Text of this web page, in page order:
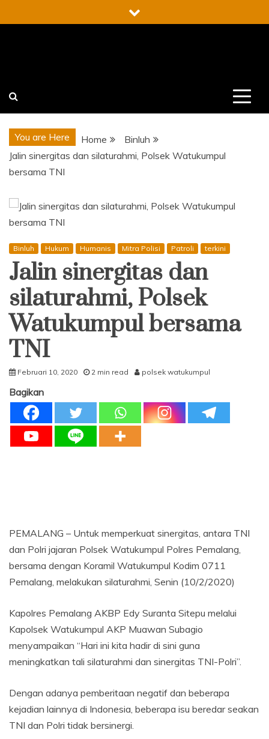
to
You are Here Home
Binluh
Jalin sinergitas dan silaturahmi, Polsek Watukumpul
bersama TNI
Binluh Hukum Humanis Mitra Polisi Patroli terkini
Jalin sinergitas dan
silaturahmi, Polsek
Watukumpul bersama
TNI
Februari 10, 2020 2 min read polsek watukumpul
Bagikan
PEMALANG – Untuk memperkuat sinergitas, antara TNI
dan Polri jajaran Polsek Watukumpul Polres Pemalang,
bersama dengan Koramil Watukumpul Kodim 0711
Pemalang, melakukan silaturahmi, Senin (10/2/2020)
Kapolres Pemalang AKBP Edy Suranta Sitepu melalui
Kapolsek Watukumpul AKP Muawan Subagio
menyampaikan “Hari ini kita hadir di sini guna
meningkatkan tali silaturahmi dan sinergitas TNI-Polri”.
Dengan adanya pemberitaan negatif dan beberapa
kejadian lainnya di Indonesia, beberapa isu beredar seakan
TNI dan Polri tidak bersinergi.